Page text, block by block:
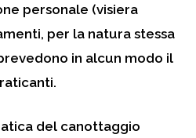
personale (visiera
per la natura stessa
in alcun modo il
del canottaggio